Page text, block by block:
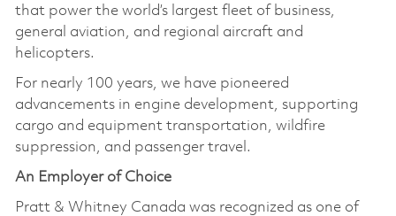
that power the world’s largest fleet of business,
general aviation, and regional aircraft and
helicopters.
For nearly 100 years, we have pioneered
advancements in engine development, supporting
cargo and equipment transportation, wildfire
suppression, and passenger travel.
An Employer of Choice
Pratt & Whitney Canada was recognized as one of